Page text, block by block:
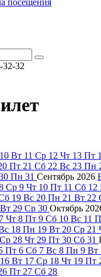
посещения
32-32
10 Вт 11 Ср 12 Чт 13 Пт
Пт 21 Сб 22 Вс 23 Пн
Пн 31 Сентябрь 2026
Ср 9 Чт 10 Пт 11 Сб 12
19 Вс 20 Пн 21 Вт 22
Вт 29 Ср 30 Октябрь
7 Чт 8 Пт 9 Сб 10 Вс 11
18 Пн 19 Вт 20 Ср 21
Ср 28 Чт 29 Пт 30 Сб 31
Пт 6 Сб 7 Вс 8 Пн 9 Вт
16 Вт 17 Ср 18 Чт 19 Пт
Пт 27 Сб 28